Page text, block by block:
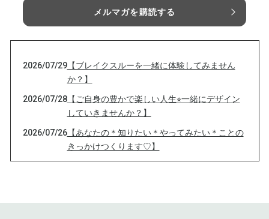
メルマガを購読する
2026/07/29【ブレイクスルーを一緒に体験してみません
か？】
2026/07/28【ご自身の豊かで楽しい人生⭐︎一緒にデザイン
していきませんか？】
2026/07/26【あなたの＊知りたい＊やってみたい＊ことの
きっかけつくります♡】